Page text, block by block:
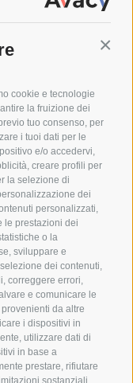
cookie e tecnologie
la fruizione dei
tuo consenso, per
i tuoi dati per le
e/o accedervi,
creare profili per
la selezione di
dei
personalizzati,
le prestazioni dei
o la
sviluppare e
dei contenuti,
correggere errori,
e comunicare le
da altre
i dispositivi in
utilizzare dati di
in base a
prestare, rifiutare